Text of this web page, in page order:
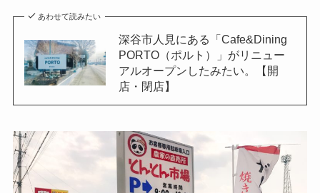
あわせて読みたい
深谷市人見にある「Cafe&Dining
PORTO（ポルト）」がリニュー
アルオープンしたみたい。【開
店・閉店】